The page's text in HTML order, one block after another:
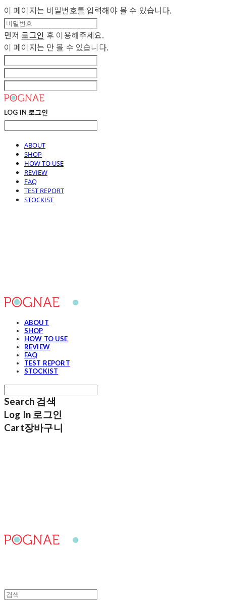
이 페이지는 비밀번호를 입력해야 볼 수 있습니다.
먼저 로그인 후 이용해주세요.
이 페이지는 만 볼 수 있습니다.
LOG IN 로그인
ABOUT
SHOP
HOW TO USE
REVIEW
FAQ
TEST REPORT
STOCKIST
ABOUT
SHOP
HOW TO USE
REVIEW
FAQ
TEST REPORT
STOCKIST
Search 검색
Log In 로그인
Cart장바구니